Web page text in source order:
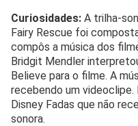
Curiosidades: A trilha-
Fairy Rescue foi
compôs a música dos
Bridgit Mendler
Believe para o filme. A
recebendo um
Disney Fadas que não
sonora.